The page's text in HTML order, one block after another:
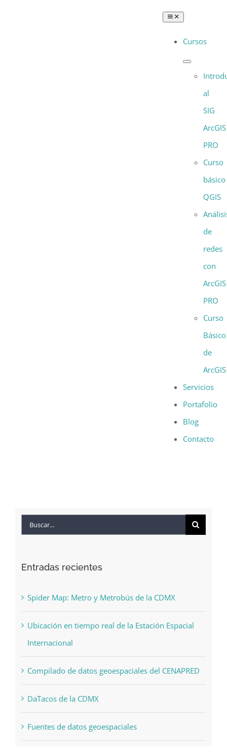
Toggle
Navigation
Cursos
al
SIG
ArcGIS
PRO
Curso
básico
QGIS
de
redes
con
ArcGIS
PRO
Curso
Básico
de
ArcGIS
Servicios
Portafolio
Blog
Contacto
Buscar:
Entradas recientes
Spider Map: Metro y Metrobús de la CDMX
Ubicación en tiempo real de la Estación Espacial
Internacional
Compilado de datos geoespaciales del CENAPRED
DaTacos de la CDMX
Fuentes de datos geoespaciales